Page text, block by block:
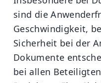
sind die
Geschwindigkeit,
Sicherheit bei der
Dokumente
bei allen